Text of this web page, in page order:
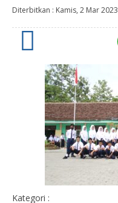
Diterbitkan : Kamis, 2 Mar 2023
Kategori :